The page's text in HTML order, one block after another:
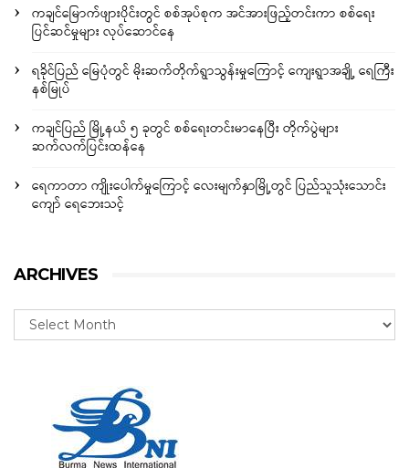
ကချင်မြောက်ဖျားပိုင်းတွင် စစ်အုပ်စုက အင်အားဖြည့်တင်းကာ စစ်ရေး
ပြင်ဆင်မှုများ လုပ်ဆောင်နေ
ရခိုင်ပြည် မြေပုံတွင် မိုးဆက်တိုက်ရွာသွန်းမှုကြောင့် ကျေးရွာအချို့ ရေကြီး
နစ်မြုပ်
ကချင်ပြည် မြို့နယ် ၅ ခုတွင် စစ်ရေးတင်းမာနေပြီး တိုက်ပွဲများ
ဆက်လက်ပြင်းထန်နေ
ရေကာတာ ကျိုးပေါက်မှုကြောင့် လေးမျက်နှာမြို့တွင် ပြည်သူသုံးသောင်း
ကျော် ရေဘေးသင့်
ARCHIVES